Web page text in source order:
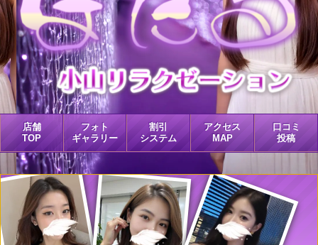
店舗
TOP
フォト
ギャラリー
割引
システム
アクセス
MAP
口コミ
投稿